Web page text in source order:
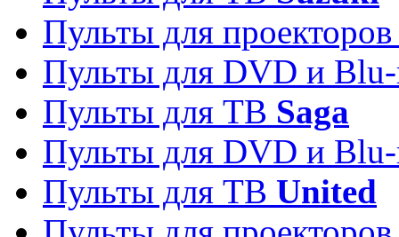
Пульты для
Пульты для DVD и
Пульты для ТВ Saga
Пульты для DVD и
Пульты для ТВ United